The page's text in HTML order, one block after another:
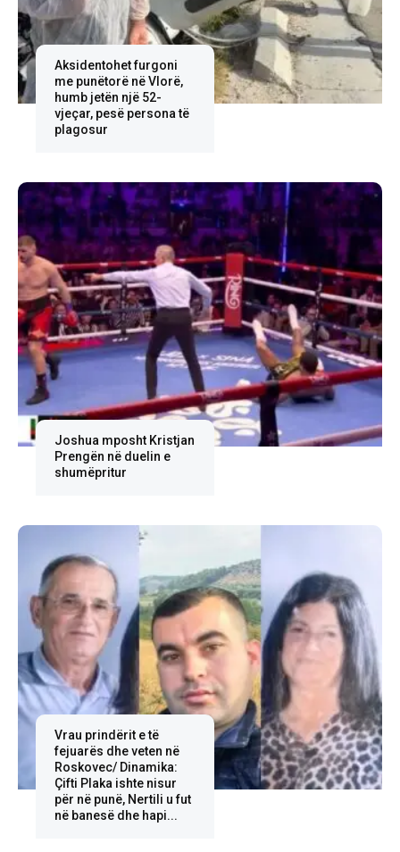
Aksidentohet furgoni
me punëtorë në Vlorë,
humb jetën një 52-
vjeçar, pesë persona të
plagosur
Joshua mposht Kristjan
Prengën në duelin e
shumëpritur
Vrau prindërit e të
fejuarës dhe veten në
Roskovec/ Dinamika:
Çifti Plaka ishte nisur
për në punë, Nertili u fut
në banesë dhe hapi...